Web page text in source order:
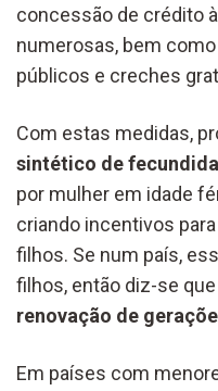
concessão de crédito
numerosas, bem
públicos e creches
Com estas medidas,
sintético de
por mulher em idade
criando incentivos
filhos. Se num país,
filhos, então diz-se
renovação de
Em países com